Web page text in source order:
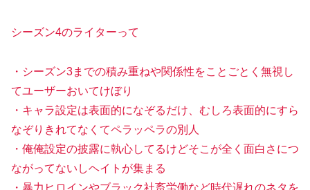
シーズン4のライターって
・シーズン3までの積み重ねや関係性をことごとく無視し
てユーザーおいてけぼり
・キャラ設定は表面的になぞるだけ、むしろ表面的にすら
なぞりきれてなくてペラッペラの別人
・俺俺設定の披露に執心してるけどそこが全く面白さにつ
ながってないしヘイトが集まる
・暴力ヒロインやブラック社畜労働など時代遅れのネタを